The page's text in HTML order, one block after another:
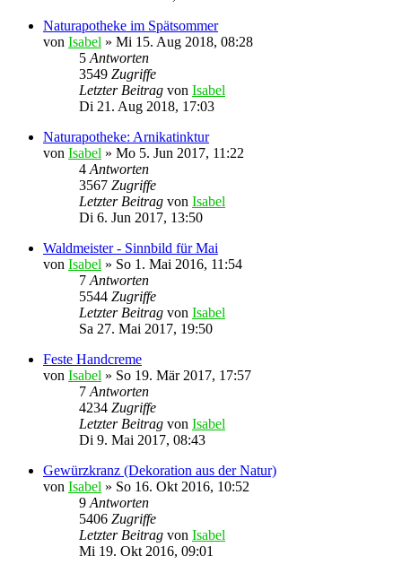
Naturapotheke im Spätsommer
von Isabel » Mi 15. Aug 2018, 08:28
5 Antworten
3549 Zugriffe
Letzter Beitrag von Isabel
Di 21. Aug 2018, 17:03
Naturapotheke: Arnikatinktur
von Isabel » Mo 5. Jun 2017, 11:22
4 Antworten
3567 Zugriffe
Letzter Beitrag von Isabel
Di 6. Jun 2017, 13:50
Waldmeister - Sinnbild für Mai
von Isabel » So 1. Mai 2016, 11:54
7 Antworten
5544 Zugriffe
Letzter Beitrag von Isabel
Sa 27. Mai 2017, 19:50
Feste Handcreme
von Isabel » So 19. Mär 2017, 17:57
7 Antworten
4234 Zugriffe
Letzter Beitrag von Isabel
Di 9. Mai 2017, 08:43
Gewürzkranz (Dekoration aus der Natur)
von Isabel » So 16. Okt 2016, 10:52
9 Antworten
5406 Zugriffe
Letzter Beitrag von Isabel
Mi 19. Okt 2016, 09:01